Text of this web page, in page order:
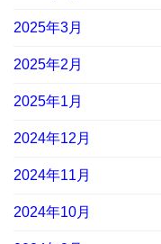
2025年3月
2025年2月
2025年1月
2024年12月
2024年11月
2024年10月